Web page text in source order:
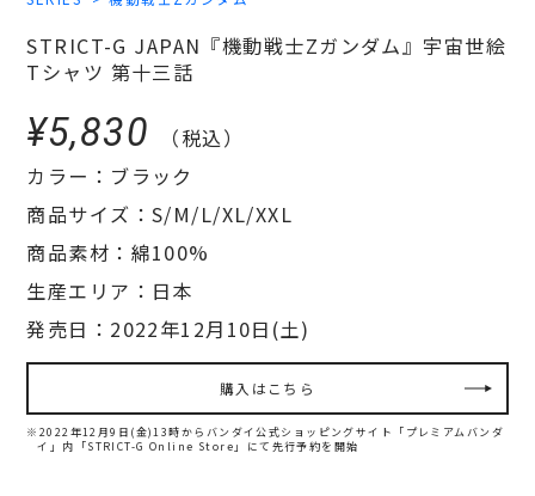
STRICT-G JAPAN『機動戦士Zガンダム』宇宙世絵
Tシャツ 第十三話
¥5,830
（税込）
カラー：ブラック
商品サイズ：S/M/L/XL/XXL
商品素材：綿100%
生産エリア：日本
発売日：2022年12月10日(土)
購入はこちら
※2022年12月9日(金)13時からバンダイ公式ショッピングサイト「プレミアムバンダ
イ」内
「STRICT-G Online Store」にて先行予約を開始